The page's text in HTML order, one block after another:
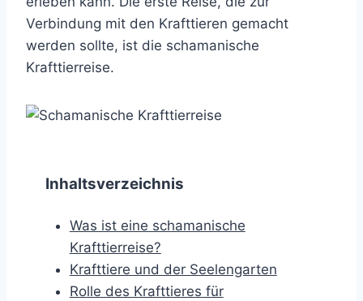
Verbindung mit den Krafttieren gemacht
werden sollte, ist die schamanische
Krafttierreise.
Inhaltsverzeichnis
Was ist eine schamanische
Krafttierreise?
Krafttiere und der Seelengarten
Rolle des Krafttieres für